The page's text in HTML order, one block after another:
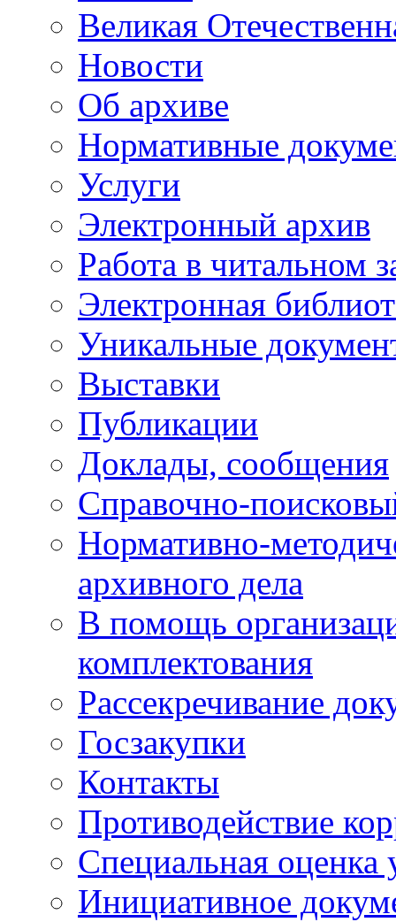
Великая
Новости
Об архиве
Нормативные
Услуги
Электронный архив
Работа в читальном
Электронная
Уникальные
Выставки
Публикации
Доклады, сообщения
Справочно-
Нормативно-
архивного дела
В помощь
комплектования
Рассекречивание
Госзакупки
Контакты
Противодействие
Специальная оценка
Инициативное